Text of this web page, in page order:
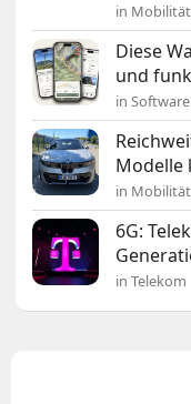
in Mobilität
Diese
und
in Software
Modelle
in Mobilität
6G:
in Telekom